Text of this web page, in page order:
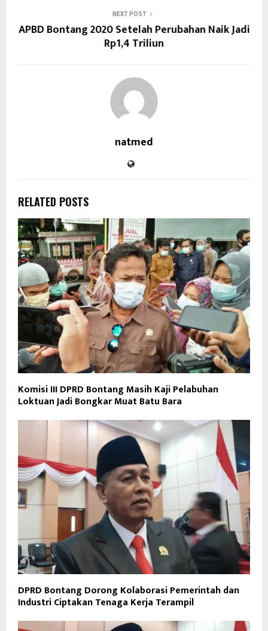
NEXT POST
APBD Bontang 2020 Setelah Perubahan Naik Jadi
Rp1,4 Triliun
natmed
RELATED POSTS
Komisi III DPRD Bontang Masih Kaji Pelabuhan
Loktuan Jadi Bongkar Muat Batu Bara
DPRD Bontang Dorong Kolaborasi Pemerintah dan
Industri Ciptakan Tenaga Kerja Terampil